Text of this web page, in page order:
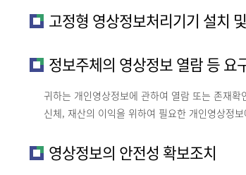
고정형 영상정보처리기기 설치
정보주체의 영상정보 열람 등 요
귀하는 개인영상정보에 관하여 열람 또는 존재
신체, 재산의 이익을 위하여 필요한 개인영상정
영상정보의 안전성 확보조치